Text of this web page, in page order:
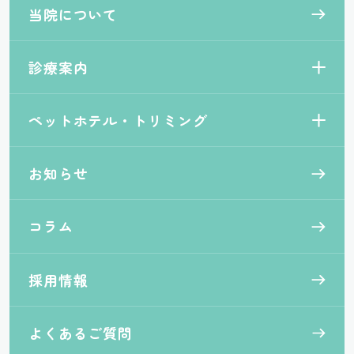
当院について
診療案内
ペットホテル・トリミング
お知らせ
コラム
採用情報
よくあるご質問